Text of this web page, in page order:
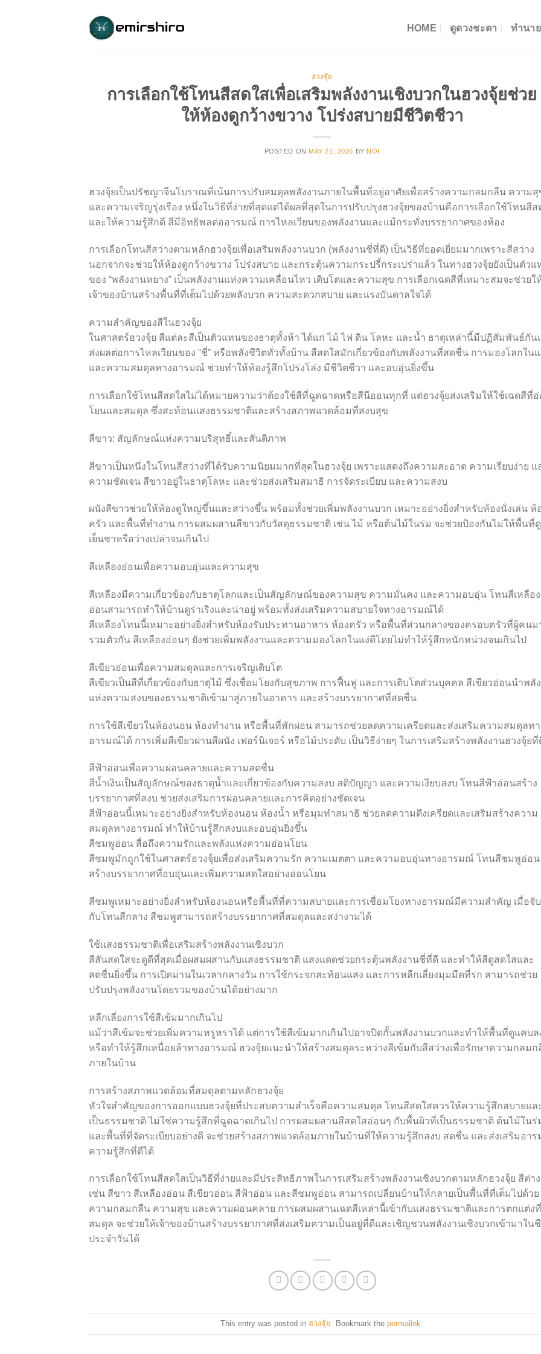
HOME ดูดวงชะตา ทำนา
ฮวงจุ้ย
การเลือกใช้โทนสีสดใสเพื่อเสริมพลังงานเชิงบวกในฮวงจุ้ยช่วย
ให้ห้องดูกว้างขวาง โปร่งสบายมีชีวิตชีวา
POSTED ON MAY 21, 2026 BY NOI
ฮวงจุ้ยเป็นปรัชญาจีนโบราณที่เน้นการปรับสมดุลพลังงานภายในพื้นที่อยู่อาศัยเพื่อสร้างความกลมกลืน ความสุ
และความเจริญรุ่งเรือง หนึ่งในวิธีที่ง่ายที่สุดแต่ได้ผลที่สุดในการปรับปรุงฮวงจุ้ยของบ้านคือการเลือกใช้โทนสีส
และให้ความรู้สึกดี สีมีอิทธิพลต่ออารมณ์ การไหลเวียนของพลังงานและแม้กระทั่งบรรยากาศของห้อง
การเลือกโทนสีสว่างตามหลักฮวงจุ้ยเพื่อเสริมพลังงานบวก (พลังงานชี่ที่ดี) เป็นวิธีที่ยอดเยี่ยมมากเพราะสีสว่าง
นอกจากจะช่วยให้ห้องดูกว้างขวาง โปร่งสบาย และกระตุ้นความกระปรี้กระเปร่าแล้ว ในทางฮวงจุ้ยยังเป็นตัวแ
ของ “พลังงานหยาง” เป็นพลังงานแห่งความเคลื่อนไหว เติบโตและความสุข การเลือกเฉดสีที่เหมาะสมจะช่วยใ
เจ้าของบ้านสร้างพื้นที่ที่เต็มไปด้วยพลังบวก ความสะดวกสบาย และแรงบันดาลใจได้
ความสำคัญของสีในฮวงจุ้ย
ในศาสตร์ฮวงจุ้ย สีแต่ละสีเป็นตัวแทนของธาตุทั้งห้า ได้แก่ ไม้ ไฟ ดิน โลหะ และน้ำ ธาตุเหล่านี้มีปฏิสัมพันธ์กัน
ส่งผลต่อการไหลเวียนของ “ชี่” หรือพลังชีวิตทั่วทั้งบ้าน สีสดใสมักเกี่ยวข้องกับพลังงานที่สดชื่น การมองโลกใน
และความสมดุลทางอารมณ์ ช่วยทำให้ห้องรู้สึกโปร่งโล่ง มีชีวิตชีวา และอบอุ่นยิ่งขึ้น
การเลือกใช้โทนสีสดใสไม่ได้หมายความว่าต้องใช้สีที่ฉูดฉาดหรือสีนีออนทุกที่ แต่ฮวงจุ้ยส่งเสริมให้ใช้เฉดสีที่
โยนและสมดุล ซึ่งสะท้อนแสงธรรมชาติและสร้างสภาพแวดล้อมที่สงบสุข
สีขาว: สัญลักษณ์แห่งความบริสุทธิ์และสันติภาพ
สีขาวเป็นหนึ่งในโทนสีสว่างที่ได้รับความนิยมมากที่สุดในฮวงจุ้ย เพราะแสดงถึงความสะอาด ความเรียบง่าย แ
ความชัดเจน สีขาวอยู่ในธาตุโลหะ และช่วยส่งเสริมสมาธิ การจัดระเบียบ และความสงบ
ผนังสีขาวช่วยให้ห้องดูใหญ่ขึ้นและสว่างขึ้น พร้อมทั้งช่วยเพิ่มพลังงานบวก เหมาะอย่างยิ่งสำหรับห้องนั่งเล่น ห้
ครัว และพื้นที่ทำงาน การผสมผสานสีขาวกับวัสดุธรรมชาติ เช่น ไม้ หรือต้นไม้ในร่ม จะช่วยป้องกันไม่ให้พื้นที่ดู
เย็นชาหรือว่างเปล่าจนเกินไป
สีเหลืองอ่อนเพื่อความอบอุ่นและความสุข
สีเหลืองมีความเกี่ยวข้องกับธาตุโลกและเป็นสัญลักษณ์ของความสุข ความมั่นคง และความอบอุ่น โทนสีเหลือง
อ่อนสามารถทำให้บ้านดูร่าเริงและน่าอยู่ พร้อมทั้งส่งเสริมความสบายใจทางอารมณ์ได้
สีเหลืองโทนนี้เหมาะอย่างยิ่งสำหรับห้องรับประทานอาหาร ห้องครัว หรือพื้นที่ส่วนกลางของครอบครัวที่ผู้คนม
รวมตัวกัน สีเหลืองอ่อนๆ ยังช่วยเพิ่มพลังงานและความมองโลกในแง่ดีโดยไม่ทำให้รู้สึกหนักหน่วงจนเกินไป
สีเขียวอ่อนเพื่อความสมดุลและการเจริญเติบโต
สีเขียวเป็นสีที่เกี่ยวข้องกับธาตุไม้ ซึ่งเชื่อมโยงกับสุขภาพ การฟื้นฟู และการเติบโตส่วนบุคคล สีเขียวอ่อนนำพลัง
แห่งความสงบของธรรมชาติเข้ามาสู่ภายในอาคาร และสร้างบรรยากาศที่สดชื่น
การใช้สีเขียวในห้องนอน ห้องทำงาน หรือพื้นที่พักผ่อน สามารถช่วยลดความเครียดและส่งเสริมความสมดุลทา
อารมณ์ได้ การเพิ่มสีเขียวผ่านสีผนัง เฟอร์นิเจอร์ หรือไม้ประดับ เป็นวิธีง่ายๆ ในการเสริมสร้างพลังงานฮวงจุ้ยที่
สีฟ้าอ่อนเพื่อความผ่อนคลายและความสดชื่น
สีน้ำเงินเป็นสัญลักษณ์ของธาตุน้ำและเกี่ยวข้องกับความสงบ สติปัญญา และความเงียบสงบ โทนสีฟ้าอ่อนสร้าง
บรรยากาศที่สงบ ช่วยส่งเสริมการผ่อนคลายและการคิดอย่างชัดเจน
สีฟ้าอ่อนนี้เหมาะอย่างยิ่งสำหรับห้องนอน ห้องน้ำ หรือมุมทำสมาธิ ช่วยลดความตึงเครียดและเสริมสร้างความ
สมดุลทางอารมณ์ ทำให้บ้านรู้สึกสงบและอบอุ่นยิ่งขึ้น
สีชมพูอ่อน สื่อถึงความรักและพลังแห่งความอ่อนโยน
สีชมพูมักถูกใช้ในศาสตร์ฮวงจุ้ยเพื่อส่งเสริมความรัก ความเมตตา และความอบอุ่นทางอารมณ์ โทนสีชมพูอ่อน
สร้างบรรยากาศที่อบอุ่นและเพิ่มความสดใสอย่างอ่อนโยน
สีชมพูเหมาะอย่างยิ่งสำหรับห้องนอนหรือพื้นที่ที่ความสบายและการเชื่อมโยงทางอารมณ์มีความสำคัญ เมื่อจั
กับโทนสีกลาง สีชมพูสามารถสร้างบรรยากาศที่สมดุลและสง่างามได้
ใช้แสงธรรมชาติเพื่อเสริมสร้างพลังงานเชิงบวก
สีสันสดใสจะดูดีที่สุดเมื่อผสมผสานกับแสงธรรมชาติ แสงแดดช่วยกระตุ้นพลังงานชี่ที่ดี และทำให้สีดูสดใสและ
สดชื่นยิ่งขึ้น การเปิดม่านในเวลากลางวัน การใช้กระจกสะท้อนแสง และการหลีกเลี่ยงมุมมืดที่รก สามารถช่วย
ปรับปรุงพลังงานโดยรวมของบ้านได้อย่างมาก
หลีกเลี่ยงการใช้สีเข้มมากเกินไป
แม้ว่าสีเข้มจะช่วยเพิ่มความหรูหราได้ แต่การใช้สีเข้มมากเกินไปอาจปิดกั้นพลังงานบวกและทำให้พื้นที่ดูแคบล
หรือทำให้รู้สึกเหนื่อยล้าทางอารมณ์ ฮวงจุ้ยแนะนำให้สร้างสมดุลระหว่างสีเข้มกับสีสว่างเพื่อรักษาความกลมก
ภายในบ้าน
การสร้างสภาพแวดล้อมที่สมดุลตามหลักฮวงจุ้ย
หัวใจสำคัญของการออกแบบฮวงจุ้ยที่ประสบความสำเร็จคือความสมดุล โทนสีสดใสควรให้ความรู้สึกสบายแล
เป็นธรรมชาติ ไม่ใช่ความรู้สึกที่ฉูดฉาดเกินไป การผสมผสานสีสดใสอ่อนๆ กับพื้นผิวที่เป็นธรรมชาติ ต้นไม้ในร่
และพื้นที่ที่จัดระเบียบอย่างดี จะช่วยสร้างสภาพแวดล้อมภายในบ้านที่ให้ความรู้สึกสงบ สดชื่น และส่งเสริมอา
ความรู้สึกที่ดีได้
การเลือกใช้โทนสีสดใสเป็นวิธีที่ง่ายและมีประสิทธิภาพในการเสริมสร้างพลังงานเชิงบวกตามหลักฮวงจุ้ย สีต่า
เช่น สีขาว สีเหลืองอ่อน สีเขียวอ่อน สีฟ้าอ่อน และสีชมพูอ่อน สามารถเปลี่ยนบ้านให้กลายเป็นพื้นที่ที่เต็มไปด้วย
ความกลมกลืน ความสุข และความผ่อนคลาย การผสมผสานเฉดสีเหล่านี้เข้ากับแสงธรรมชาติและการตกแต่งที่
สมดุล จะช่วยให้เจ้าของบ้านสร้างบรรยากาศที่ส่งเสริมความเป็นอยู่ที่ดีและเชิญชวนพลังงานเชิงบวกเข้ามาใน
ประจำวันได้
This entry was posted in ฮวงจุ้ย . Bookmark thepermalink